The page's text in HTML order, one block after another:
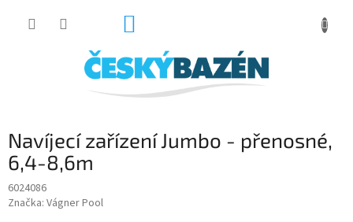
Navíjecí zařízení Jumbo - přenosné,
6,4-8,6m
6024086
Značka: Vágner Pool